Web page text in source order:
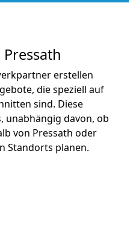
erstellen
die speziell auf
sind. Diese
unabhängig davon, ob
von Pressath oder
Standorts planen.